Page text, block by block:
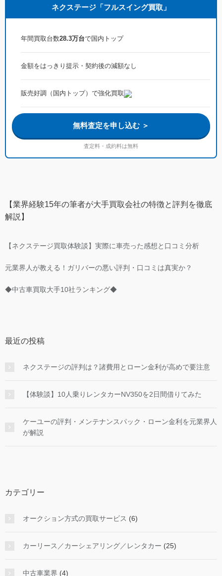
ネクステージ「フルスイング買取」
年間買取台数28.3万台で国内トップ
金額をはっきり提示・契約後の減額なし
販売好調（国内トップ）で強化買取
無料査定を申し込む ＞
査定料・成約料は無料
【業界経験15年の筆者が大手買取会社の特徴と評判を徹底
解説】
【ネクステージ買取体験談】実際に車売った感想と口コミ分析
元業界人が教える！ガリバーの悪い評判・口コミは真実か？
◆中古車買取大手10社ランキング◆
最近の投稿
ネクステージの評判は？諸費用とローン金利が高めで要注意
【体験談】10人乗りレンタカーNV350を2日間借りてみた
ケーユーの評判・メンテナンスパック・ローン金利を元業界人
が解説
カテゴリー
オークション方式の買取サービス (6)
カーリース／カーシェアリング／レンタカー (25)
中古車業界 (4)